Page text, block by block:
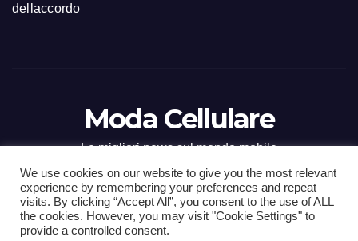
dellaccordo
Moda Cellulare
Le migliori news sul mondo mobile
Proudly powered by WordPress| Tema: Newsup diThemeansar
We use cookies on our website to give you the most relevant
experience by remembering your preferences and repeat
visits. By clicking “Accept All”, you consent to the use of ALL
the cookies. However, you may visit "Cookie Settings" to
provide a controlled consent.